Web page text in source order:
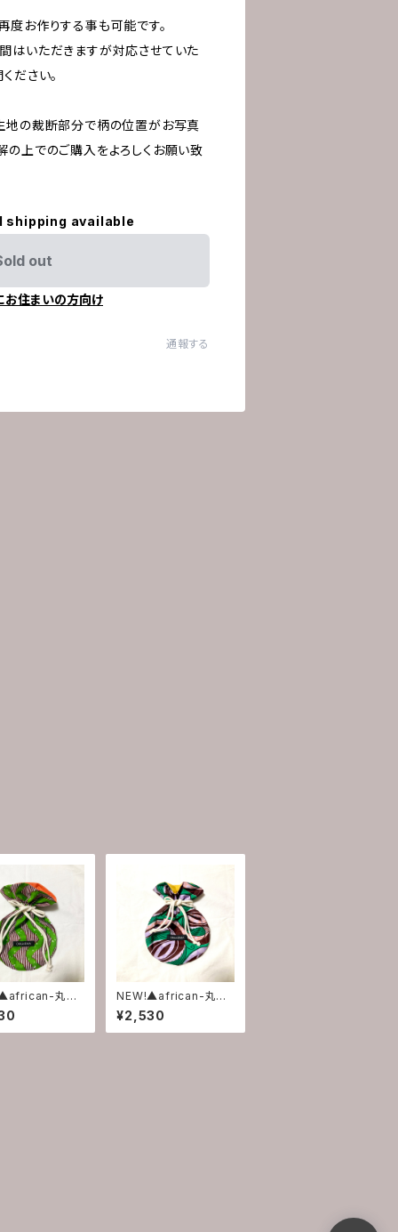
度お作りする事も可能です。
はいただきますが対応させていた
ださい。
地の裁断部分で柄の位置がお写真
の上でのご購入をよろしくお願い致
shipping available
out
お住まいの方向け
通報する
丸巾
NEW!▲african-丸巾
着▲
¥2,530